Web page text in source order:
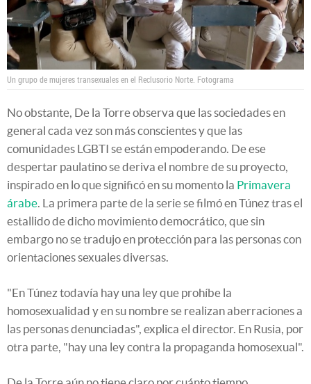
Un grupo de mujeres transexuales en el Reclusorio Norte. Fotograma
No obstante, De la Torre observa que las sociedades en
general cada vez son más conscientes y que las
comunidades LGBTI se están empoderando. De ese
despertar paulatino se deriva el nombre de su proyecto,
inspirado en lo que significó en su momento la Primavera
árabe. La primera parte de la serie se filmó en Túnez tras el
estallido de dicho movimiento democrático, que sin
embargo no se tradujo en protección para las personas con
orientaciones sexuales diversas.
"En Túnez todavía hay una ley que prohíbe la
homosexualidad y en su nombre se realizan aberraciones a
las personas denunciadas", explica el director. En Rusia, por
otra parte, "hay una ley contra la propaganda homosexual".